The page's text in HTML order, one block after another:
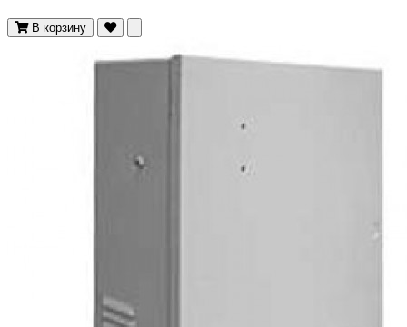
В корзину